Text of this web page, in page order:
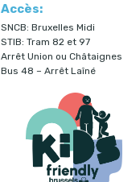
Accès:
SNCB: Bruxelles Midi
STIB: Tram 82 et 97
Arrêt Union ou Châtaignes
Bus 48 – Arrêt Laîné